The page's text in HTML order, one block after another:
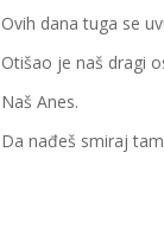
Ovih dana tuga se
Otišao je naš dragi
Naš Anes.
Da nađeš smiraj